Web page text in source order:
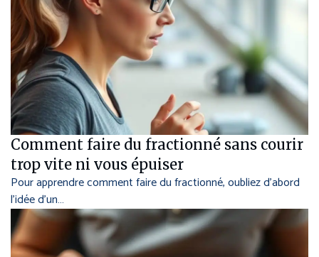
Comment faire du fractionné sans courir
trop vite ni vous épuiser
Pour apprendre comment faire du fractionné, oubliez d’abord
l’idée d’un…